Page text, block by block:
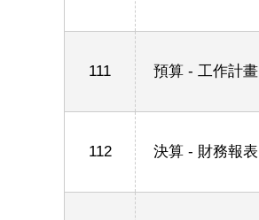
111 預算 - 工作計畫
112 決算 - 財務報表